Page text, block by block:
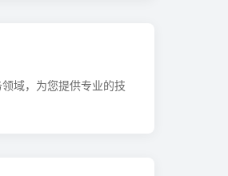
域，为您提供专业的技